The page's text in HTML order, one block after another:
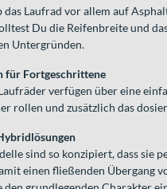
das Laufrad vor allem auf
Du die Reifenbreite und
Untergründen.
für Fortgeschrittene
verfügen über eine
rollen und zusätzlich das
sind so konzipiert, dass sie
einen fließenden Übergang